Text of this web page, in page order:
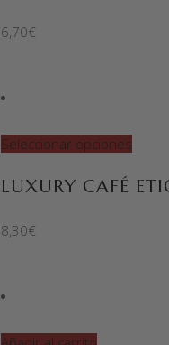
6,70€
Seleccionar opciones
LUXURY CAFÉ
8,30€